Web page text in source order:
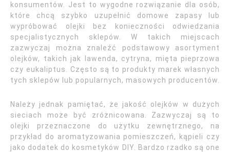
konsumentów. Jest to wygodne rozwiązanie dla osób,
które chcą szybko uzupełnić domowe zapasy lub
wypróbować olejki bez konieczności odwiedzania
specjalistycznych sklepów. W takich miejscach
zazwyczaj można znaleźć podstawowy asortyment
olejków, takich jak lawenda, cytryna, mięta pieprzowa
czy eukaliptus. Często są to produkty marek własnych
tych sklepów lub popularnych, masowych producentów.
Należy jednak pamiętać, że jakość olejków w dużych
sieciach może być zróżnicowana. Zazwyczaj są to
olejki przeznaczone do użytku zewnętrznego, na
przykład do aromatyzowania pomieszczeń, kąpieli czy
jako dodatek do kosmetyków DIY. Bardzo rzadko są one